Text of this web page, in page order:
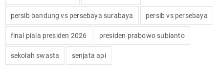
persib bandung vs persebaya surabaya persib vs persebaya
final piala presiden 2026 presiden prabowo subianto
sekolah swasta senjata api